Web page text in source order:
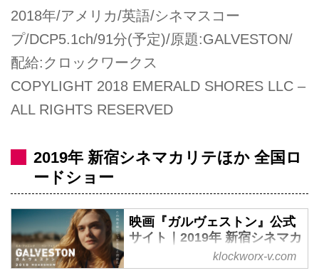
2018年/アメリカ/英語/シネマスコー
プ/DCP5.1ch/91分(予定)/原題:GALVESTON/
配給:クロックワークス
COPYLIGHT 2018 EMERALD SHORES LLC –
ALL RIGHTS RESERVED
2019年 新宿シネマカリテほか 全国ロ
ードショー
映画『ガルヴェストン』公式
サイト｜2019年 新宿シネマカ
リテほか ロードショー
klockworx-v.com